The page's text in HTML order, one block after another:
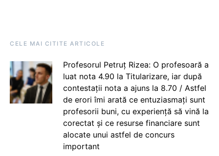
CELE MAI CITITE ARTICOLE
Profesorul Petruț Rizea: O profesoară a
luat nota 4.90 la Titularizare, iar după
contestații nota a ajuns la 8.70 / Astfel
de erori îmi arată ce entuziasmați sunt
profesorii buni, cu experiență să vină la
corectat și ce resurse financiare sunt
alocate unui astfel de concurs
important